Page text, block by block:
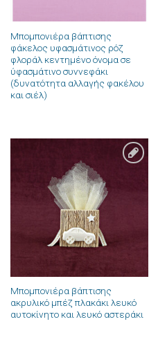
Μπομπονιέρα βάπτισης
φάκελος υφασμάτινος ρόζ
φλοράλ κεντημένο όνομα σε
ύφασμάτινο συννεφάκι
(δυνατότητα αλλαγής φακέλου
και σιέλ)
στην λίστα
επιθυμιών
Μπομπονιέρα βάπτισης
ακρυλικό μπέζ πλακάκι λευκό
αυτοκίνητο και λευκό αστεράκι